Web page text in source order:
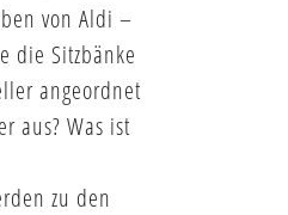
von Aldi –
die Sitzbänke
angeordnet
aus? Was ist
zu den